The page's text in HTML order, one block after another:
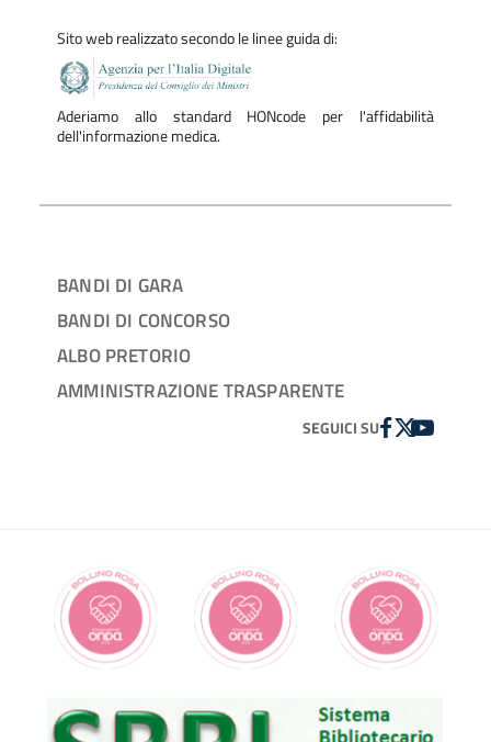
Sito web realizzato secondo le linee guida di:
Aderiamo allo standard HONcode per l'affidabilità
dell'informazione medica.
BANDI DI GARA
BANDI DI CONCORSO
ALBO PRETORIO
AMMINISTRAZIONE TRASPARENTE
SEGUICI SUFACEBOOK
TWITTER
YOUTUBE